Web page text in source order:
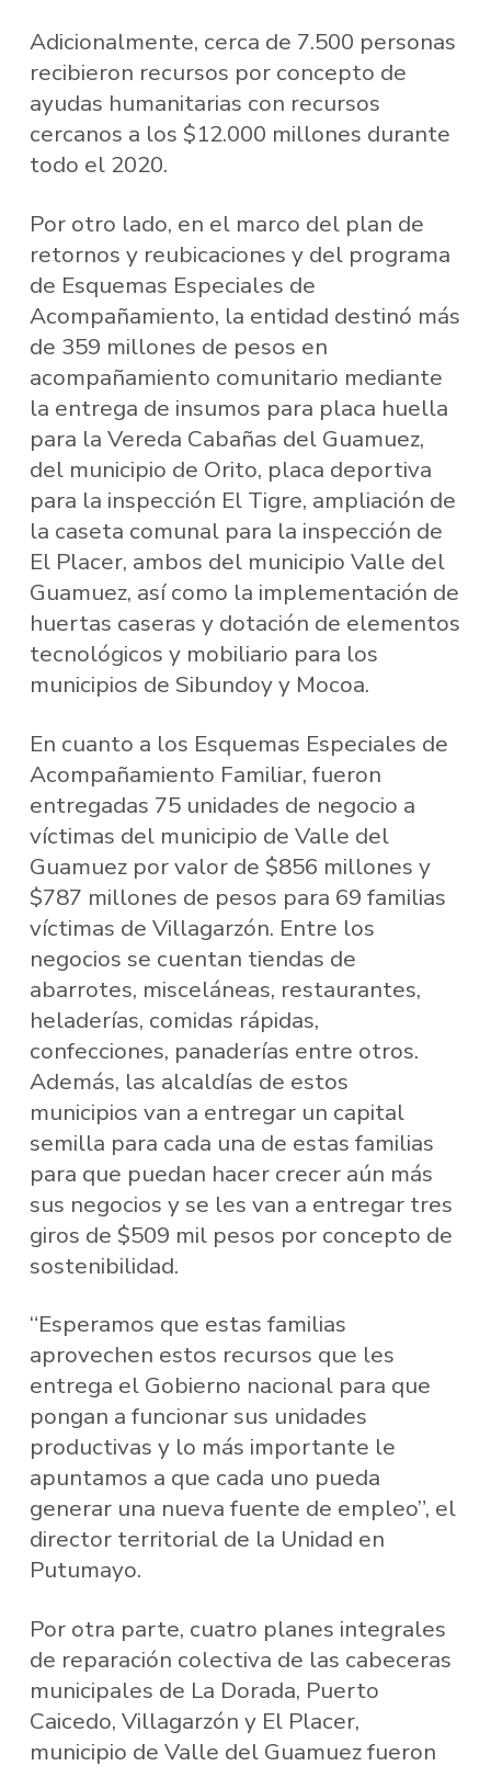
Adicionalmente, cerca de 7.500 personas
recibieron recursos por concepto de
ayudas humanitarias con recursos
cercanos a los $12.000 millones durante
todo el 2020.
Por otro lado, en el marco del plan de
retornos y reubicaciones y del programa
de Esquemas Especiales de
Acompañamiento, la entidad destinó más
de 359 millones de pesos en
acompañamiento comunitario mediante
la entrega de insumos para placa huella
para la Vereda Cabañas del Guamuez,
del municipio de Orito, placa deportiva
para la inspección El Tigre, ampliación de
la caseta comunal para la inspección de
El Placer, ambos del municipio Valle del
Guamuez, así como la implementación de
huertas caseras y dotación de elementos
tecnológicos y mobiliario para los
municipios de Sibundoy y Mocoa.
En cuanto a los Esquemas Especiales de
Acompañamiento Familiar, fueron
entregadas 75 unidades de negocio a
víctimas del municipio de Valle del
Guamuez por valor de $856 millones y
$787 millones de pesos para 69 familias
víctimas de Villagarzón. Entre los
negocios se cuentan tiendas de
abarrotes, misceláneas, restaurantes,
heladerías, comidas rápidas,
confecciones, panaderías entre otros.
Además, las alcaldías de estos
municipios van a entregar un capital
semilla para cada una de estas familias
para que puedan hacer crecer aún más
sus negocios y se les van a entregar tres
giros de $509 mil pesos por concepto de
sostenibilidad.
“Esperamos que estas familias
aprovechen estos recursos que les
entrega el Gobierno nacional para que
pongan a funcionar sus unidades
productivas y lo más importante le
apuntamos a que cada uno pueda
generar una nueva fuente de empleo”, el
director territorial de la Unidad en
Putumayo.
Por otra parte, cuatro planes integrales
de reparación colectiva de las cabeceras
municipales de La Dorada, Puerto
Caicedo, Villagarzón y El Placer,
municipio de Valle del Guamuez fueron